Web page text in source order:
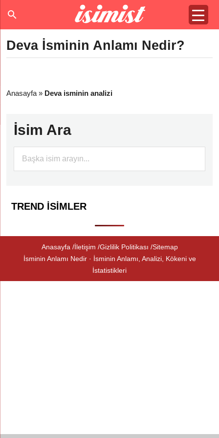
Deva İsminin Anlamı Nedir?
Anasayfa » Deva isminin analizi
İsim Ara
TREND İSIMLER
Anasayfa İletişim Gizlilik Politikası Sitemap
İsminin Anlamı Nedir · İsminin Anlamı, Analizi, Kökeni ve
İstatistikleri